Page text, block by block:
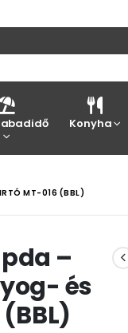
Konyha
MT-016 (BBL)
–
és